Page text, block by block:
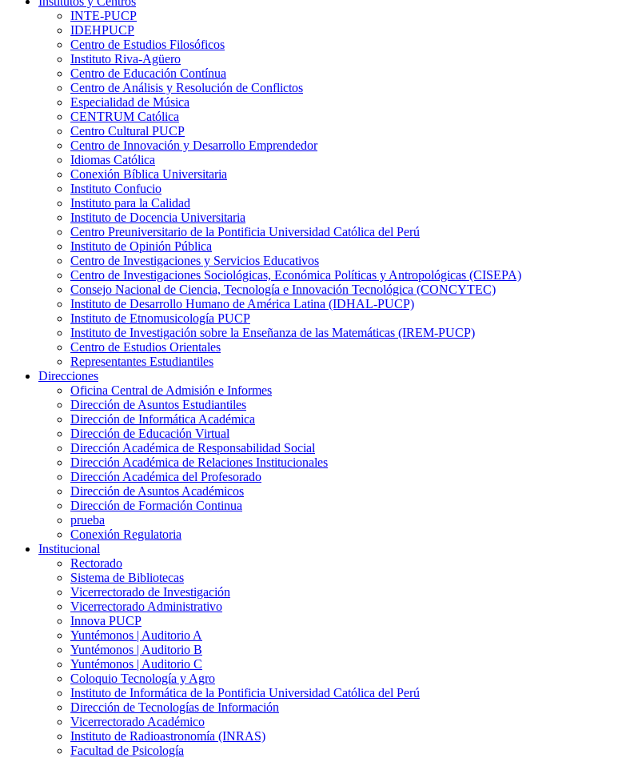
INTE-PUCP
IDEHPUCP
Centro de Estudios Filosóficos
Instituto Riva-Agüero
Centro de Educación Contínua
Centro de Análisis y Resolución de Conflictos
Especialidad de Música
CENTRUM Católica
Centro Cultural PUCP
Centro de Innovación y Desarrollo Emprendedor
Idiomas Católica
Conexión Bíblica Universitaria
Instituto Confucio
Instituto para la Calidad
Instituto de Docencia Universitaria
Centro Preuniversitario de la Pontificia Universidad Católica del Perú
Instituto de Opinión Pública
Centro de Investigaciones y Servicios Educativos
Centro de Investigaciones Sociológicas, Económica Políticas y Antropológicas (CISEPA)
Consejo Nacional de Ciencia, Tecnología e Innovación Tecnológica (CONCYTEC)
Instituto de Desarrollo Humano de América Latina (IDHAL-PUCP)
Instituto de Etnomusicología PUCP
Instituto de Investigación sobre la Enseñanza de las Matemáticas (IREM-PUCP)
Centro de Estudios Orientales
Representantes Estudiantiles
Direcciones
Oficina Central de Admisión e Informes
Dirección de Asuntos Estudiantiles
Dirección de Informática Académica
Dirección de Educación Virtual
Dirección Académica de Responsabilidad Social
Dirección Académica de Relaciones Institucionales
Dirección Académica del Profesorado
Dirección de Asuntos Académicos
Dirección de Formación Continua
prueba
Conexión Regulatoria
Institucional
Rectorado
Sistema de Bibliotecas
Vicerrectorado de Investigación
Vicerrectorado Administrativo
Innova PUCP
Yuntémonos | Auditorio A
Yuntémonos | Auditorio B
Yuntémonos | Auditorio C
Coloquio Tecnología y Agro
Instituto de Informática de la Pontificia Universidad Católica del Perú
Dirección de Tecnologías de Información
Vicerrectorado Académico
Instituto de Radioastronomía (INRAS)
Facultad de Psicología